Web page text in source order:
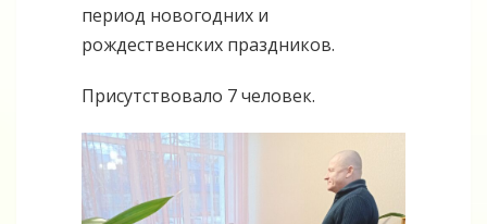
период новогодних и
рождественских праздников.
Присутствовало 7 человек.